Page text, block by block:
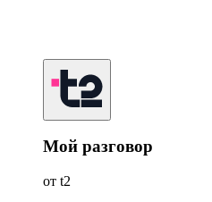
Мой разговор
от t2